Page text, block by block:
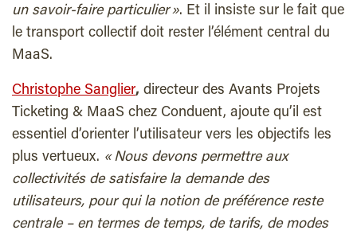
un savoir-faire particulier ». Et il insiste sur le fait que
le transport collectif doit rester l’élément central du
MaaS.
Christophe Sanglier, directeur des Avants Projets
Ticketing & MaaS chez Conduent, ajoute qu’il est
essentiel d’orienter l’utilisateur vers les objectifs les
plus vertueux. « Nous devons permettre aux
collectivités de satisfaire la demande des
utilisateurs, pour qui la notion de préférence reste
centrale – en termes de temps, de tarifs, de modes